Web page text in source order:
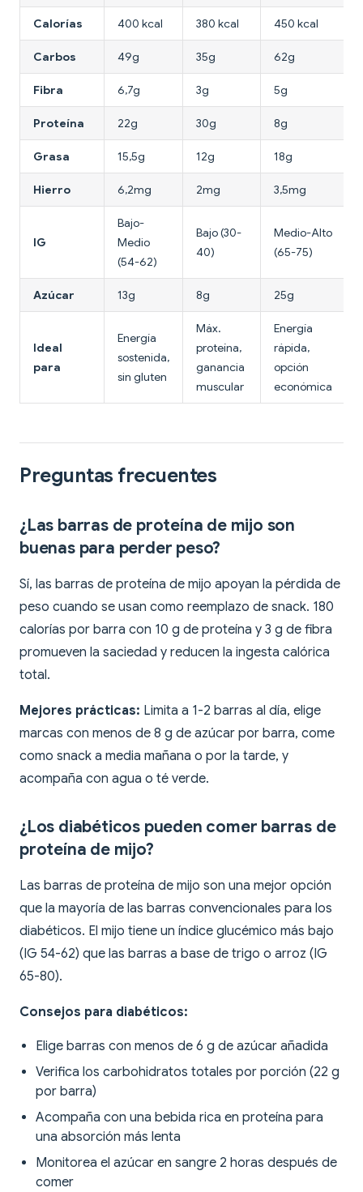
Calorías 400 kcal 380 kcal 450 kcal
Carbos 49g 35g 62g
Fibra 6,7g 3g 5g
Proteína 22g 30g 8g
Grasa 15,5g 12g 18g
Hierro 6,2mg 2mg 3,5mg
IG
Bajo-
Medio
(54-62)
Bajo (30-
40)
Medio-Alto
(65-75)
Azúcar 13g 8g 25g
Ideal
para
Energía
sostenida,
sin gluten
Máx.
proteína,
ganancia
muscular
Energía
rápida,
opción
económica
Preguntas frecuentes
¿Las barras de proteína de mijo son
buenas para perder peso?
Sí, las barras de proteína de mijo apoyan la pérdida de
peso cuando se usan como reemplazo de snack. 180
calorías por barra con 10 g de proteína y 3 g de fibra
promueven la saciedad y reducen la ingesta calórica
total.
Mejores prácticas: Limita a 1-2 barras al día, elige
marcas con menos de 8 g de azúcar por barra, come
como snack a media mañana o por la tarde, y
acompaña con agua o té verde.
¿Los diabéticos pueden comer barras de
proteína de mijo?
Las barras de proteína de mijo son una mejor opción
que la mayoría de las barras convencionales para los
diabéticos. El mijo tiene un índice glucémico más bajo
(IG 54-62) que las barras a base de trigo o arroz (IG
65-80).
Consejos para diabéticos:
Elige barras con menos de 6 g de azúcar añadida
Verifica los carbohidratos totales por porción (22 g
por barra)
Acompaña con una bebida rica en proteína para
una absorción más lenta
Monitorea el azúcar en sangre 2 horas después de
comer